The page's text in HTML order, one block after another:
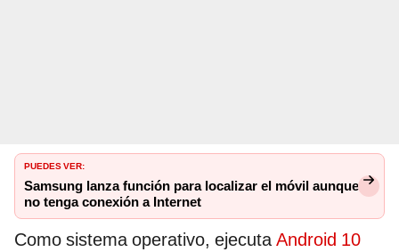
PUEDES VER:
Samsung lanza función para localizar el móvil aunque
no tenga conexión a Internet
Como sistema operativo, ejecutaAndroid 10